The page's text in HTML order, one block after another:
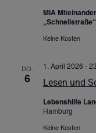
MIA
„Schnellstraße“
Keine Kosten
DO.
6 Lesen und
1. April 2026 -
Lebenshilfe
Hamburg
Keine Kosten